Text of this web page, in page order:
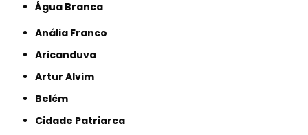
Água Branca
Anália Franco
Aricanduva
Artur Alvim
Belém
Cidade Patriarca